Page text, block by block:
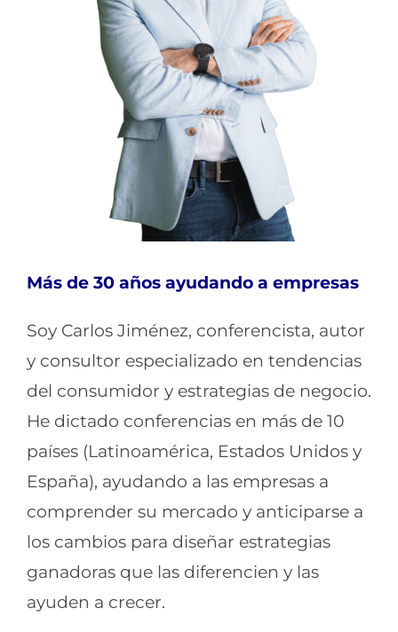
Más de 30 años ayudando a empresas
Soy Carlos Jiménez, conferencista, autor
y consultor especializado en tendencias
del consumidor y estrategias de negocio.
He dictado conferencias en más de 10
países (Latinoamérica, Estados Unidos y
España), ayudando a las empresas a
comprender su mercado y anticiparse a
los cambios para diseñar estrategias
ganadoras que las diferencien y las
ayuden a crecer.